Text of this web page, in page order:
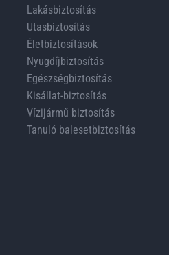
Lakásbiztosítás
Utasbiztosítás
Életbiztosítások
Nyugdíjbiztosítás
Egészségbiztosítás
Kisállat-biztosítás
Vízijármű biztosítás
Tanuló balesetbiztosítás